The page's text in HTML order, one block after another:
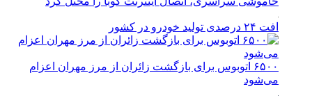
افت ۲۴ درصدی تولید خودرو در کشور
۶۵۰۰ اتوبوس برای بازگشت زائران از مرز مهران اعزام
می‌شود